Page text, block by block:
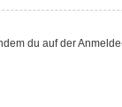
du auf der